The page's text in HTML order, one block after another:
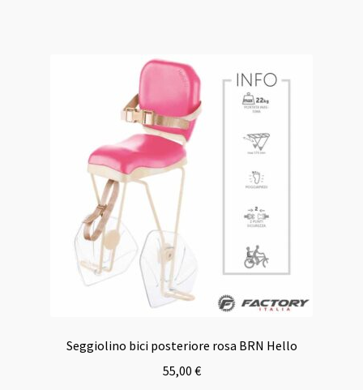
Seggiolino bici posteriore rosa BRN Hello
55,00 €